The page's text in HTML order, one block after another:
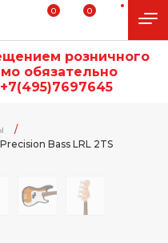
0 0
розничного
обязательно
/
Bass LRL 2TS